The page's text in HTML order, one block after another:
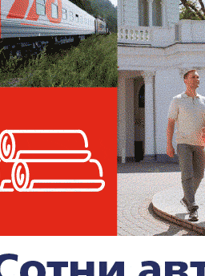
По бежавшему из России
Надеждину* нанесли новый